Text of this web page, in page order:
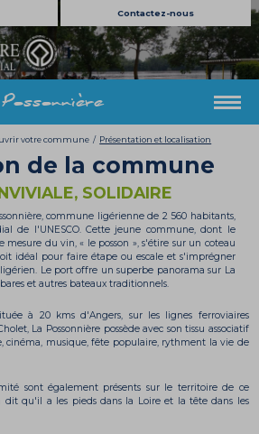
Contactez-nous
votre commune / Présentation et localisation
de la commune
SOLIDAIRE
commune ligérienne de 2 560 habitants,
de l'UNESCO. Cette jeune commune, dont le
du vin, « le posson », s'étire sur un coteau
idéal pour faire étape ou escale et s'imprégner
Le port offre un superbe panorama sur La
et autres bateaux traditionnels.
à 20 kms d'Angers, sur les lignes ferroviaires
La Possonnière possède avec son tissu associatif
cinéma, musique, fête populaire, rythment la vie de
sont également présents sur le territoire de ce
qu'il a les pieds dans la Loire et la tête dans les